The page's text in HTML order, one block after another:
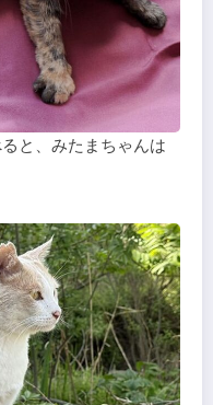
と、みたまちゃんは